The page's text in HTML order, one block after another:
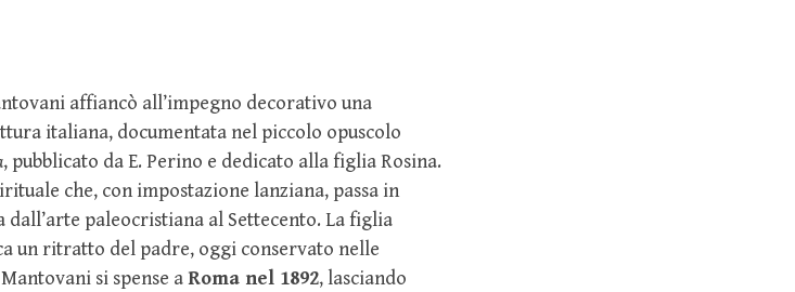
affiancò all’impegno decorativo una
italiana, documentata nel piccolo opuscolo
, pubblicato da E. Perino e dedicato alla figlia Rosina.
che, con impostazione lanziana, passa in
paleocristiana al Settecento. La figlia
un ritratto del padre, oggi conservato nelle
si spense aRoma nel 1892, lasciando